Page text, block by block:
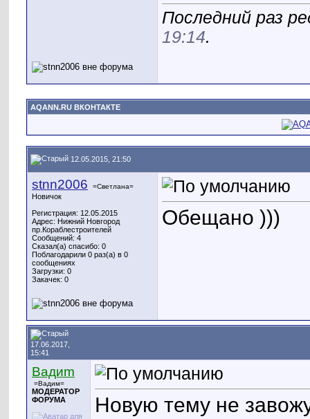
Последний раз
19:14.
AQANN.RU ВКОНТАКТЕ
12.05.2015, 21:50
stnn2006 =Светлана=
Новичок
Регистрация: 12.05.2015
Адрес: Нижний Новгород
пр.Кораблестроителей
Сообщений: 4
Сказал(а) спасибо: 0
Поблагодарили 0 раз(а) в 0
сообщениях
Загрузки: 0
Закачек: 0
Обещано )))
17.06.2017,
15:41
Вадиm
=Вадим=
МОДЕРАТОР
ФОРУМА
Новую тему не